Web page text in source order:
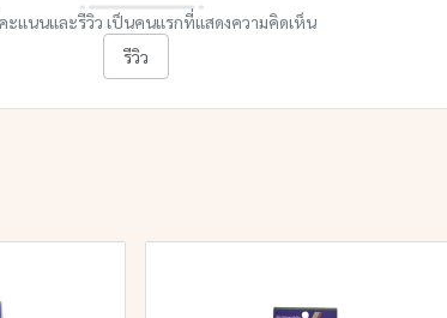
ะแนนและรีวิว เป็นคนแรกที่แสดงความคิดเห็น
รีวิว